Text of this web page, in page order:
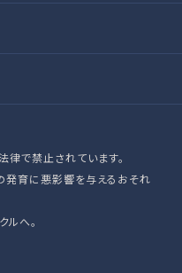
で禁止されています。
発育に悪影響を与えるおそれ
ルへ。